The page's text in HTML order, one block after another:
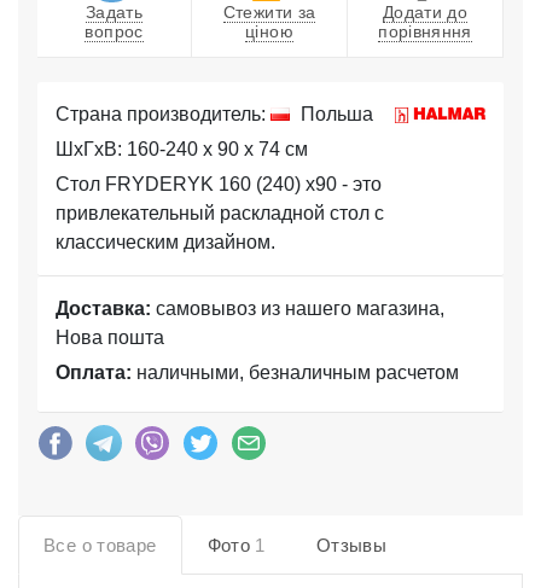
Задать
вопрос
Стежити за
ціною
Додати до
порівняння
Страна производитель:
Польша
ШхГхВ: 160-240 x 90 x 74 см
Стол FRYDERYK 160 (240) x90 - это
привлекательный раскладной стол с
классическим дизайном.
Доставка: самовывоз из нашего магазина,
Нова пошта
Оплата: наличными, безналичным расчетом
Все о товаре Фото 1 Отзывы